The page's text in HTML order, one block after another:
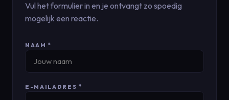
Vul het formulier in en je ontvangt zo spoedig
mogelijk een reactie.
NAAM *
E-MAILADRES *